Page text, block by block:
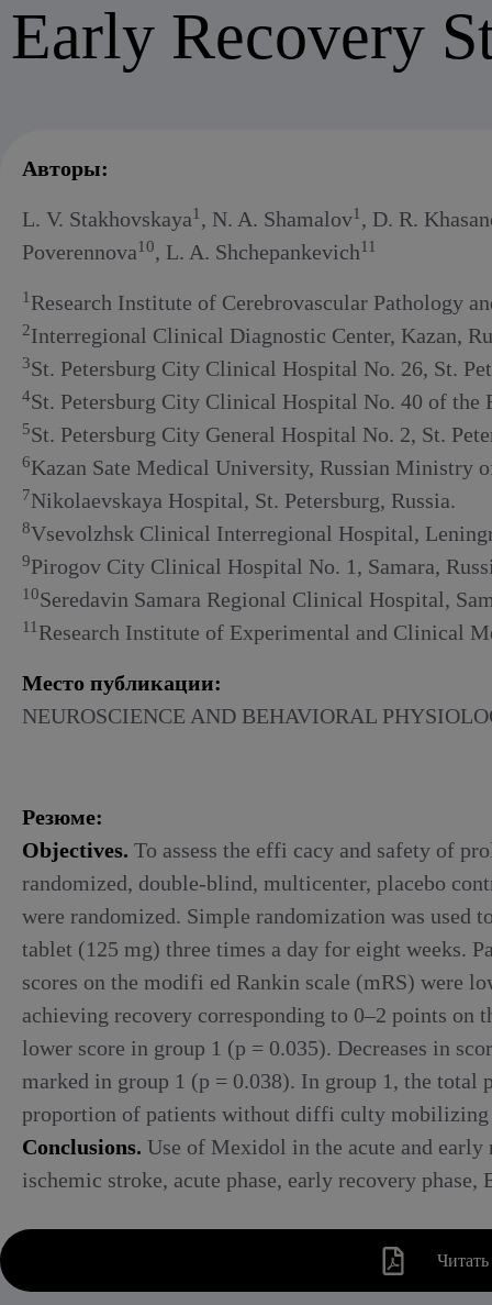
Early Recovery
Авторы:
L. V. Stakhovskaya1 , N. A. Shamalov1 , D. R.
Poverennova10, L. A. Shchepankevich11
1 Research Institute of Cerebrovascular Pathology
2Interregional Clinical Diagnostic Center, Kazan,
3St. Petersburg City Clinical Hospital No. 26, St.
4St. Petersburg City Clinical Hospital No. 40 of
5St. Petersburg City General Hospital No. 2, St.
6Kazan Sate Medical University, Russian Ministry
7Nikolaevskaya Hospital, St. Petersburg, Russia.
8Vsevolzhsk Clinical Interregional Hospital,
9Pirogov City Clinical Hospital No. 1, Samara,
10Seredavin Samara Regional Clinical Hospital,
11 Research Institute of Experimental and Clinical
Место публикации:
NEUROSCIENCE AND BEHAVIORAL
Резюме:
Objectives. To assess the effi cacy and safety of
randomized, double-blind, multicenter, placebo
were randomized. Simple randomization was used
tablet (125 mg) three times a day for eight weeks.
scores on the modifi ed Rankin scale (mRS) were
achieving recovery corresponding to 0–2 points
lower score in group 1 (p = 0.035). Decreases in
marked in group 1 (p = 0.038). In group 1, the
proportion of patients without diffi culty mobilizing
Conclusions. Use of Mexidol in the acute and
ischemic stroke, acute phase, early recovery phase,
Читать